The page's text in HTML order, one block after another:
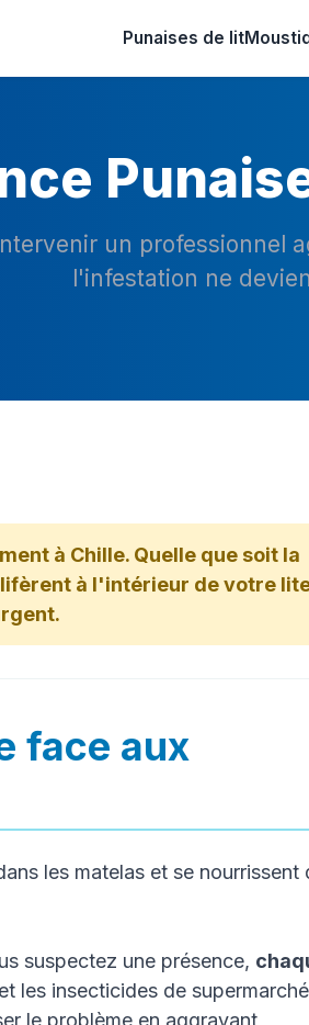
Punaises de lit
un professionnel
l'infestation ne
à Chille. Quelle que soit la
à l'intérieur de votre
face aux
les matelas et se nourrissent
suspectez une présence,
les insecticides de
le problème en aggravant